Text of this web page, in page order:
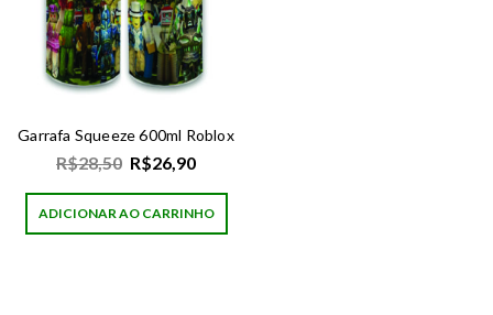
Garrafa Squeeze 600ml Roblox
R$28,50 R$26,90
ADICIONAR AO CARRINHO